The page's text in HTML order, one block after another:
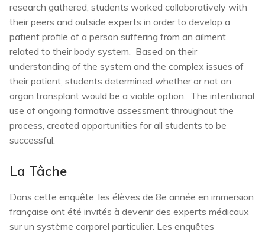
research gathered, students worked collaboratively with
their peers and outside experts in order to develop a
patient profile of a person suffering from an ailment
related to their body system. Based on their
understanding of the system and the complex issues of
their patient, students determined whether or not an
organ transplant would be a viable option. The intentional
use of ongoing formative assessment throughout the
process, created opportunities for all students to be
successful.
La Tâche
Dans cette enquête, les élèves de 8e année en immersion
française ont été invités à devenir des experts médicaux
sur un système corporel particulier. Les enquêtes